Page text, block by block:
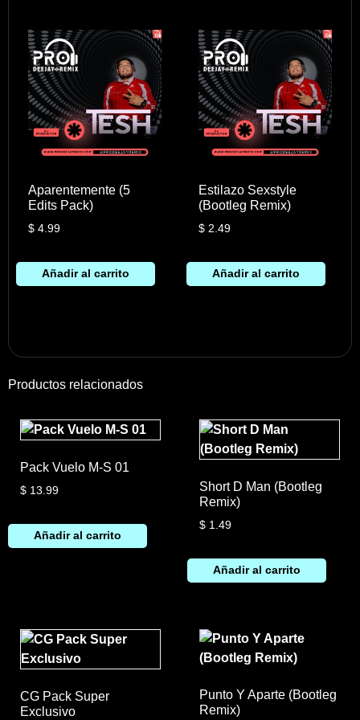
Aparentemente (5
Edits Pack)
$4.99
Añadir al carrito
Estilazo Sexstyle
(Bootleg Remix)
$ 2.49
Añadir al carrito
Productos relacionados
Pack Vuelo M-S 01
$ 13.99
Añadir al carrito
Short D Man (Bootleg
Remix)
$1.49
Añadir al carrito
CG Pack Super
Exclusivo
Punto Y Aparte (Bootleg
Remix)